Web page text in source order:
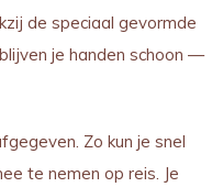
de speciaal gevormde
je handen schoon —
Zo kun je snel
te nemen op reis. Je